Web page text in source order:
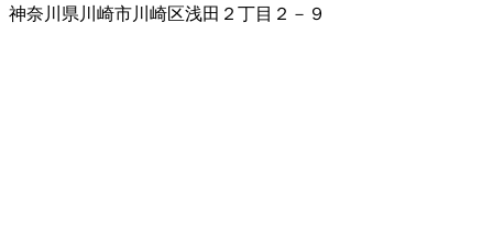
神奈川県川崎市川崎区浅田２丁目２－９